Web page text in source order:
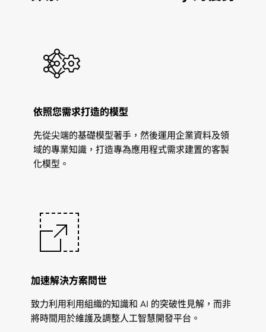
依照您需求打造的模型
先從尖端的基礎模型著手，然後運用企業資料及領
域的專業知識，打造專為應用程式需求建置的客製
化模型。
加速解決方案問世
致力利用利用組織的知識和 AI 的突破性見解，而非
將時間用於維護及調整人工智慧開發平台。